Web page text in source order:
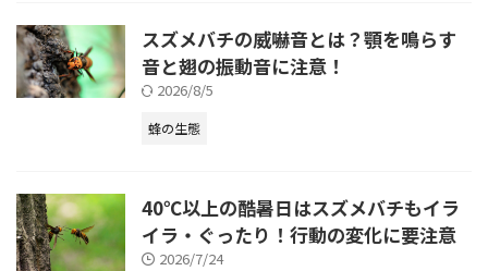
スズメバチの威嚇音とは？顎を鳴らす
音と翅の振動音に注意！
2026/8/5
蜂の生態
40℃以上の酷暑日はスズメバチもイラ
イラ・ぐったり！行動の変化に要注意
2026/7/24